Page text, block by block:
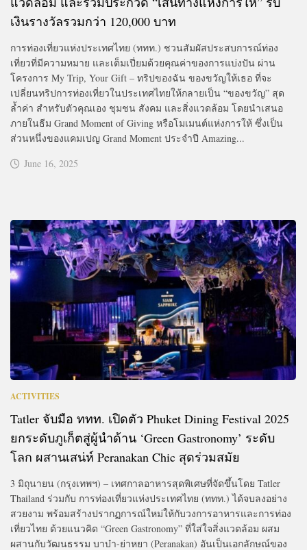
เงินรางวัลรวมกว่า 120,000 บาท
การท่องเที่ยวแห่งประเทศไทย (ททท.) ชวนสัมผัสประสบการณ์ท่อง
เที่ยวที่มีความหมาย และเต็มเปี่ยมด้วยคุณค่าของการแบ่งปัน ผ่าน
โครงการ My Trip, Your Gift – ทริปของฉัน ของขวัญให้เธอ ที่จะ
เปลี่ยนทริปการท่องเที่ยวในประเทศไทยให้กลายเป็น “ของขวัญ” สุด
ล้ำค่า สำหรับตัวคุณเอง ชุมชน สังคม และสิ่งแวดล้อม โดยนำเสนอ
ภายในธีม Grand Moment of Giving หรือโมเมนต์แห่งการให้ ซึ่งเป็น
ส่วนหนึ่งของแคมเปญ Grand Moment ประจำปี Amazing...
June 16, 2025
ACTIVITIES
Tatler จับมือ ททท. เปิดตัว Phuket Dining Festival 2025
ยกระดับภูเก็ตสู่ผู้นำด้าน ‘Green Gastronomy’ ระดับ
โลก ผสานเสน่ห์ Peranakan Chic สุดร่วมสมัย
3 มิถุนายน (กรุงเทพฯ) – เทศกาลอาหารสุดพิเศษที่จัดขึ้นโดย Tatler
Thailand ร่วมกับ การท่องเที่ยวแห่งประเทศไทย (ททท.) ได้จบลงอย่าง
สวยงาม พร้อมสร้างปรากฏการณ์ใหม่ให้กับวงการอาหารและการท่อง
เที่ยวไทย ด้วยแนวคิด “Green Gastronomy” ที่ใส่ใจสิ่งแวดล้อม ผสม
ผสานกับวัฒนธรรม บาบ๋า-ย่าหยา (Peranakan) อันเป็นเอกลักษณ์ของ